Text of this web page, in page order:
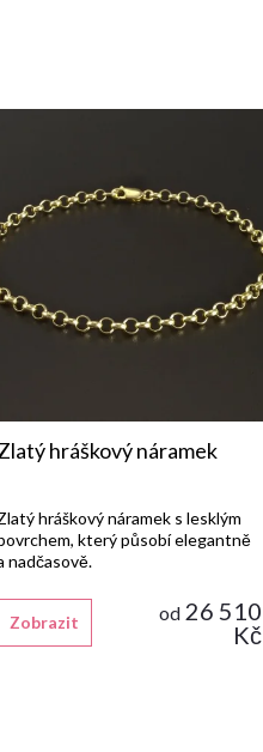
hráškový náramek
od26 510
Kč
Zobrazit
hráškový náramek s lesklým
který působí elegantně
nadčasově.